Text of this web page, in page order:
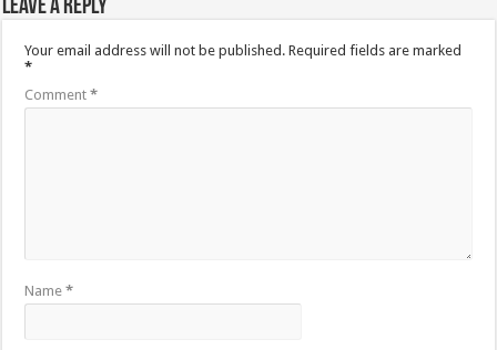
Leave a Reply
Your email address will not be published. Required fields are marked
*
Comment*
Name*